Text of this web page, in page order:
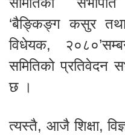
‘बैङ्किङ्ग कसुर
विधेयक,
समितिको प्रतिवेदन
छ ।
त्यस्तै, आजै शिक्षा,